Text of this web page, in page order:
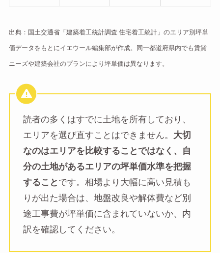
出典：国土交通省「建築着工統計調査 住宅着工統計」のエリア別坪単
価データをもとにイエウール編集部が作成。同一都道府県内でも賃貸
ニーズや建築会社のプランにより坪単価は異なります。
読者の多くはすでに土地を所有しており、
エリアを選び直すことはできません。 大切
なのはエリアを比較することではなく、自
分の土地があるエリアの坪単価水準を把握
すること です。相場より大幅に高い見積も
りが出た場合は、地盤改良や解体費など別
途工事費が坪単価に含まれていないか、内
訳を確認してください。